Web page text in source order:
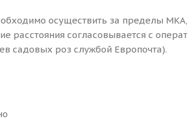
осуществить за пределы
согласовывается с
садовых роз службой Европочта).